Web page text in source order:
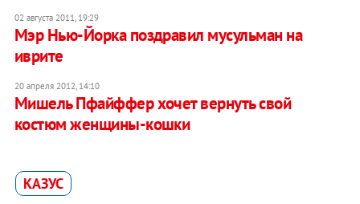
02 августа 2011, 19:29
Мэр Нью-Йорка поздравил мусульман на
иврите
20 апреля 2012, 14:10
Мишель Пфайффер хочет вернуть свой
костюм женщины-кошки
КАЗУС